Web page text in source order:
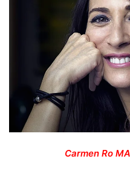
Carmen Ro